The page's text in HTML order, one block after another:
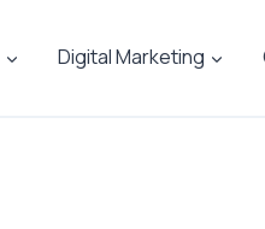
Digital Marketing